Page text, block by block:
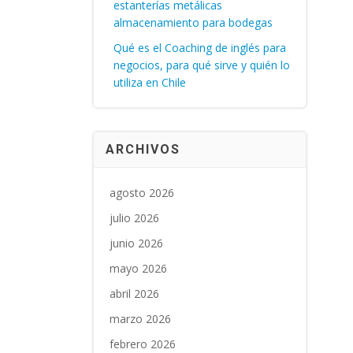
estanterías metálicas
almacenamiento para bodegas
Qué es el Coaching de inglés para
negocios, para qué sirve y quién lo
utiliza en Chile
ARCHIVOS
agosto 2026
julio 2026
junio 2026
mayo 2026
abril 2026
marzo 2026
febrero 2026